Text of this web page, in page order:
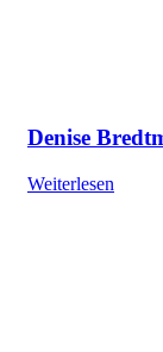
Denise
Weiterlesen